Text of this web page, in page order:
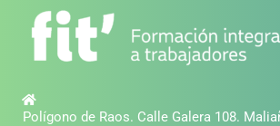
Polígono de Raos. Calle Galera 108.